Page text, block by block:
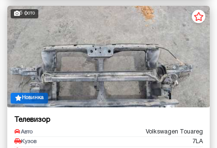
5 фото
Новинка
Телевизор
Авто Volkswagen Touareg
Кузов 7LA